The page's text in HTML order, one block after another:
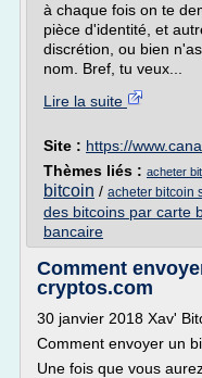
à chaque fois on te
pièce d'identité, et
discrétion, ou bien
nom. Bref, tu veux...
Lire la suite
Site : https://
Thèmes liés : acheter
bitcoin / acheter bitcoin
des bitcoins par carte
bancaire
Comment
cryptos.com
30 janvier 2018 Xav'
Comment envoyer un
Une fois que vous